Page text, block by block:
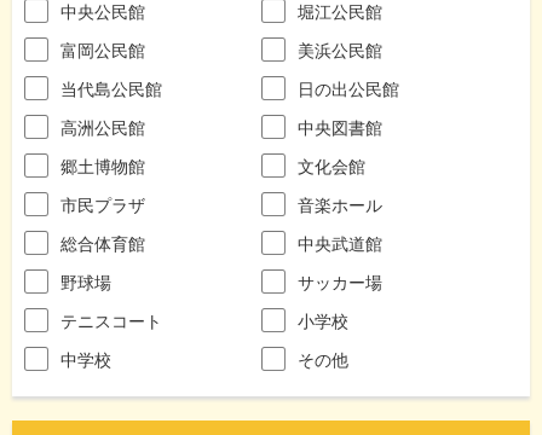
中央公民館
堀江公民館
富岡公民館
美浜公民館
当代島公民館
日の出公民館
高洲公民館
中央図書館
郷土博物館
文化会館
市民プラザ
音楽ホール
総合体育館
中央武道館
野球場
サッカー場
テニスコート
小学校
中学校
その他